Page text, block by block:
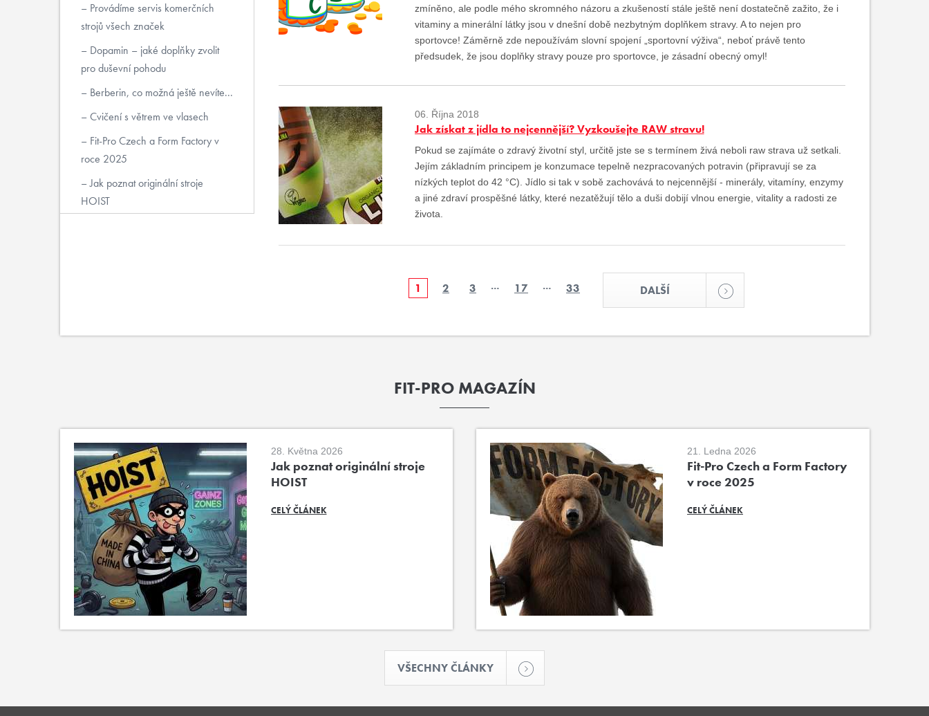
zmíněno, ale podle mého skromného názoru a zkušeností stále ještě není dostatečně zažito, že i
vitaminy a minerální látky jsou v dnešní době nezbytným doplňkem stravy. A to nejen pro
sportovce! Záměrně zde nepoužívám slovní spojení „sportovní výživa“, neboť právě tento
předsudek, že jsou doplňky stravy pouze pro sportovce, je zásadní obecný omyl!
06. Října 2018
Jak získat z jídla to nejcennější? Vyzkoušejte RAW stravu!
Pokud se zajímáte o zdravý životní styl, určitě jste se s termínem živá neboli raw strava už setkali.
Jejím základním principem je konzumace tepelně nezpracovaných potravin (připravují se za
nízkých teplot do 42 °C). Jídlo si tak v sobě zachovává to nejcennější - minerály, vitamíny, enzymy
a jiné zdraví prospěšné látky, které nezatěžují tělo a duši dobijí vlnou energie, vitality a radosti ze
života.
1 2 3 … 17 … 33 DALŠÍ
Provádíme servis komerčních
strojů všech značek
Dopamin – jaké doplňky zvolit
pro duševní pohodu
Berberin, co možná ještě nevíte...
Cvičení s větrem ve vlasech
Fit-Pro Czech a Form Factory v
roce 2025
Jak poznat originální stroje
HOIST
FIT-PRO MAGAZÍN
28. Května 2026
Jak poznat originální stroje
HOIST
CELÝ ČLÁNEK
21. Ledna 2026
Fit-Pro Czech a Form Factory
v roce 2025
CELÝ ČLÁNEK
VŠECHNY ČLÁNKY